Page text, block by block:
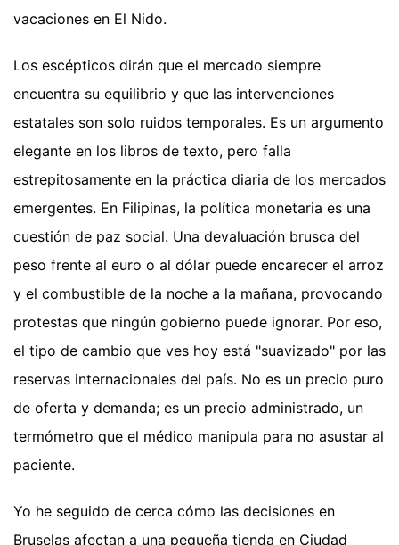
vacaciones en El Nido.
Los escépticos dirán que el mercado siempre
encuentra su equilibrio y que las intervenciones
estatales son solo ruidos temporales. Es un argumento
elegante en los libros de texto, pero falla
estrepitosamente en la práctica diaria de los mercados
emergentes. En Filipinas, la política monetaria es una
cuestión de paz social. Una devaluación brusca del
peso frente al euro o al dólar puede encarecer el arroz
y el combustible de la noche a la mañana, provocando
protestas que ningún gobierno puede ignorar. Por eso,
el tipo de cambio que ves hoy está "suavizado" por las
reservas internacionales del país. No es un precio puro
de oferta y demanda; es un precio administrado, un
termómetro que el médico manipula para no asustar al
paciente.
Yo he seguido de cerca cómo las decisiones en
Bruselas afectan a una pequeña tienda en Ciudad